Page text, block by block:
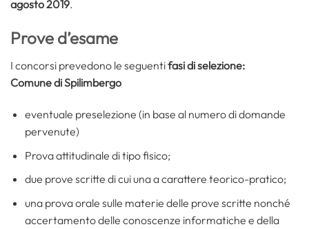
agosto 2019.
Prove d’esame
I concorsi prevedono le seguentifasi di selezione:
Comune di Spilimbergo
eventuale preselezione (in base al numero di domande
pervenute)
Prova attitudinale di tipo fisico;
due prove scritte di cui una a carattere teorico-pratico;
una prova orale sulle materie delle prove scritte nonché
accertamento delle conoscenze informatiche e della